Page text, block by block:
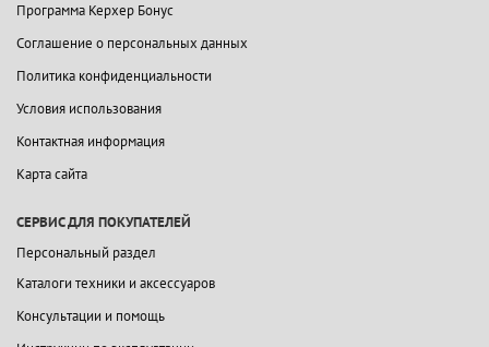
Программа Керхер Бонус
Соглашение о персональных данных
Политика конфиденциальности
Условия использования
Контактная информация
Карта сайта
СЕРВИС ДЛЯ ПОКУПАТЕЛЕЙ
Персональный раздел
Каталоги техники и аксессуаров
Консультации и помощь